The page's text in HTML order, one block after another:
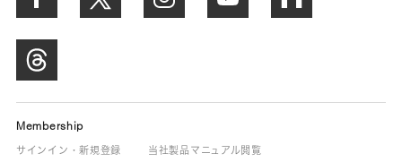
Membership
サインイン・新規登録
当社製品マニュアル閲覧